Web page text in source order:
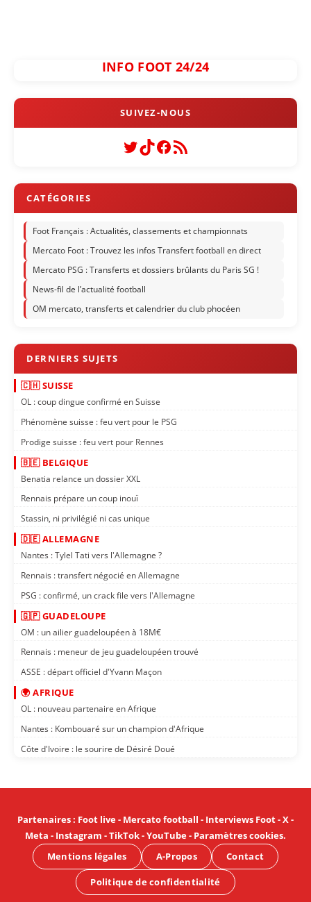
INFO FOOT 24/24
Twitter
TikTok
Facebook
Flux RSS
Foot Français : Actualités, classements et championnats
Mercato Foot : Trouvez les infos Transfert football en direct
Mercato PSG : Transferts et dossiers brûlants du Paris SG !
News-fil de l’actualité football
OM mercato, transferts et calendrier du club phocéen
🇨🇭 SUISSE
OL : coup dingue confirmé en Suisse
Phénomène suisse : feu vert pour le PSG
Prodige suisse : feu vert pour Rennes
🇧🇪 BELGIQUE
Benatia relance un dossier XXL
Rennais prépare un coup inouï
Stassin, ni privilégié ni cas unique
🇩🇪 ALLEMAGNE
Nantes : Tylel Tati vers l'Allemagne ?
Rennais : transfert négocié en Allemagne
PSG : confirmé, un crack file vers l'Allemagne
🇬🇵 GUADELOUPE
OM : un ailier guadeloupéen à 18M€
Rennais : meneur de jeu guadeloupéen trouvé
ASSE : départ officiel d'Yvann Maçon
🌍 AFRIQUE
OL : nouveau partenaire en Afrique
Nantes : Kombouaré sur un champion d'Afrique
Côte d'Ivoire : le sourire de Désiré Doué
Partenaires: Foot live- Mercato football - Interviews Foot-X-
Meta - Instagram -TikTok-YouTube- Paramètres cookies.
Mentions légales
A-Propos Contact
Politique de confidentialité